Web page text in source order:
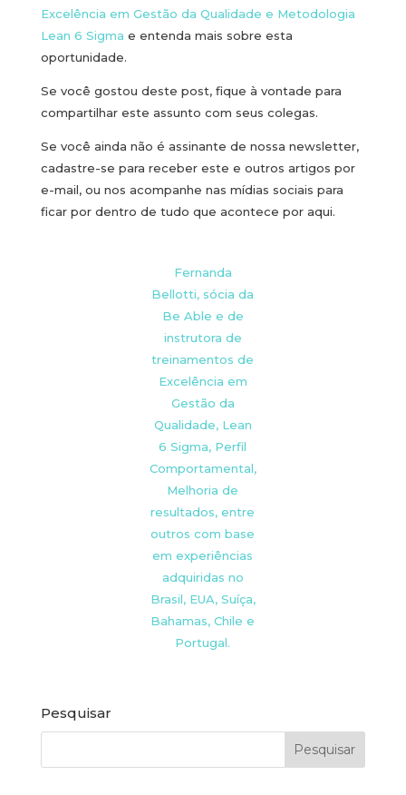
Excelência em Gestão da Qualidade e Metodologia
Lean 6 Sigma e entenda mais sobre esta
oportunidade.
Se você gostou deste post, fique à vontade para
compartilhar este assunto com seus colegas.
Se você ainda não é assinante de nossa newsletter,
cadastre-se para receber este e outros artigos por
e-mail, ou nos acompanhe nas mídias sociais para
ficar por dentro de tudo que acontece por aqui.
Fernanda
Bellotti, sócia da
Be Able e de
instrutora de
treinamentos de
Excelência em
Gestão da
Qualidade, Lean
6 Sigma, Perfil
Comportamental,
Melhoria de
resultados, entre
outros com base
em experiências
adquiridas no
Brasil, EUA, Suíça,
Bahamas, Chile e
Portugal.
Pesquisar